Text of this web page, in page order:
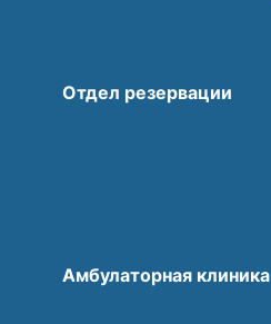
Отдел резервации
Амбулаторная клиника